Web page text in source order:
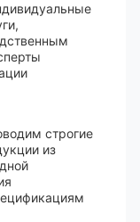
строгие
из